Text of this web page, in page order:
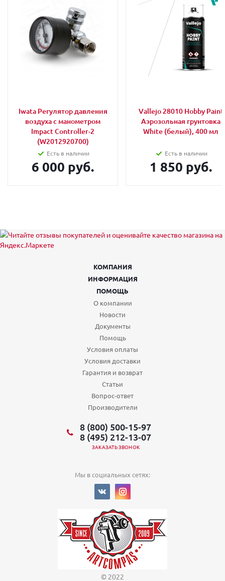
Iwata Регулятор давления
воздуха с манометром
Impact Controller-2
(W2012920700)
Есть в наличии
6 000 руб.
Vallejo 28010 Hobby Paint
Аэрозольная грунтовка
White (белый), 400 мл
Есть в наличии
1 850 руб.
КОМПАНИЯ
ИНФОРМАЦИЯ
ПОМОЩЬ
О компании
Новости
Документы
Помощь
Условия оплаты
Условия доставки
Гарантия и возврат
Статьи
Вопрос-ответ
Производители
8 (800) 500-15-97
8 (495) 212-13-07
ЗАКАЗАТЬ ЗВОНОК
Мы в социальных сетях:
© 2022